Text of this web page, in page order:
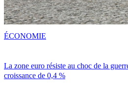
La zone euro résiste au choc de la
croissance de 0,4 %
ÉCONOMIE